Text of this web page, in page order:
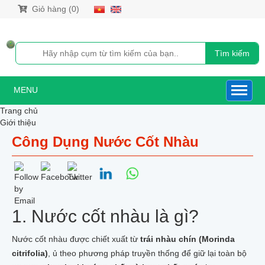
Giỏ hàng (0)
Tìm kiếm
MENU
Trang chủ
Giới thiệu
Sản phẩm
NƯỚC CỐT NHÀU
NƯỚC CỐT NHÀU XUẤT KHẨU HÀN QUỐC
NƯỚC CỐT NHÀU DƯỢC LIỆU
NƯỚC CỐT NHÀU NONI GOLD
NƯỚC CỐT NHÀU 500ML
CAO TRÁI NHÀU CÔ ĐẶC XUẤT KHẨU HÀN QUỐC
SIRO NHÀU NGUYÊN CHẤT
DẦU XOA BÓP TRÁI NHÀU
TRÁI NHÀU TƯƠI
Công Dụng Nước Cốt Nhàu
1. Nước cốt nhàu là gì?
Nước cốt nhàu được chiết xuất từ trái nhàu chín (Morinda
citrifolia) , ủ theo phương pháp truyền thống để giữ lại toàn bộ